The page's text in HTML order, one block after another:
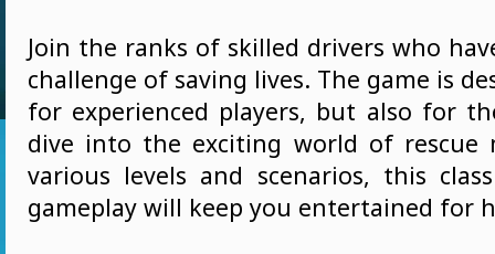
Join the ranks of skilled drivers who
challenge of saving lives. The game is
for experienced players, but also for
dive into the exciting world of rescue
various levels and scenarios, this
gameplay will keep you entertained for